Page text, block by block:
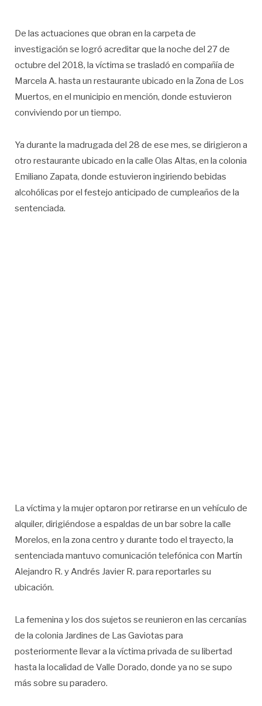
De las actuaciones que obran en la carpeta de
investigación se logró acreditar que la noche del 27 de
octubre del 2018, la víctima se trasladó en compañía de
Marcela A. hasta un restaurante ubicado en la Zona de Los
Muertos, en el municipio en mención, donde estuvieron
conviviendo por un tiempo.
Ya durante la madrugada del 28 de ese mes, se dirigieron a
otro restaurante ubicado en la calle Olas Altas, en la colonia
Emiliano Zapata, donde estuvieron ingiriendo bebidas
alcohólicas por el festejo anticipado de cumpleaños de la
sentenciada.
La víctima y la mujer optaron por retirarse en un vehículo de
alquiler, dirigiéndose a espaldas de un bar sobre la calle
Morelos, en la zona centro y durante todo el trayecto, la
sentenciada mantuvo comunicación telefónica con Martín
Alejandro R. y Andrés Javier R. para reportarles su
ubicación.
La femenina y los dos sujetos se reunieron en las cercanías
de la colonia Jardines de Las Gaviotas para
posteriormente llevar a la víctima privada de su libertad
hasta la localidad de Valle Dorado, donde ya no se supo
más sobre su paradero.